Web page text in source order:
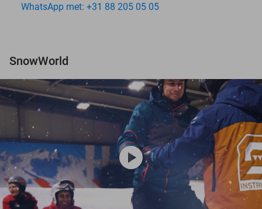
WhatsApp met: +31 88 205 05 05
SnowWorld
play_circle